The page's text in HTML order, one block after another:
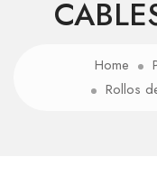
Home
Rollos